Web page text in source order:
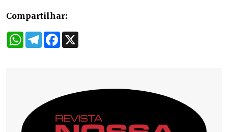
Compartilhar:
WhatsApp
TelegramFacebook